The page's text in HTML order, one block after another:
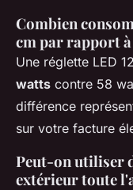
Combien
cm par rapport à
Une réglette LED
watts contre 58
différence
sur votre facture
Peut-on utiliser
extérieur toute